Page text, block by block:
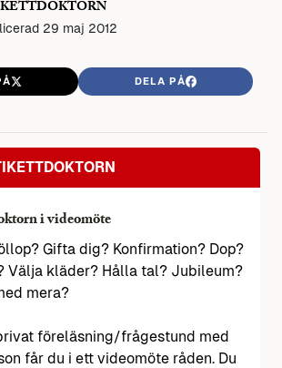
29 maj 2012
DELA PÅ
i videomöte
Gifta dig? Konfirmation? Dop?
Välja kläder? Hålla tal? Jubileum?
mera?
föreläsning/frågestund med
får du i ett videomöte råden. Du